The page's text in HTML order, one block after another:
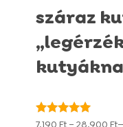
száraz
Értékelés: